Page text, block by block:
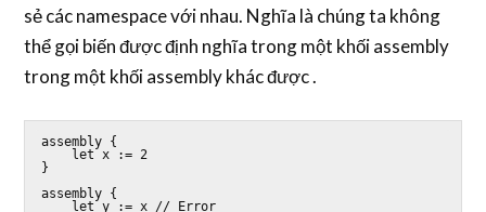
sẻ các namespace với nhau. Nghĩa là chúng ta không
thể gọi biến được định nghĩa trong một khối assembly
trong một khối assembly khác được .
assembly {
}
assembly {